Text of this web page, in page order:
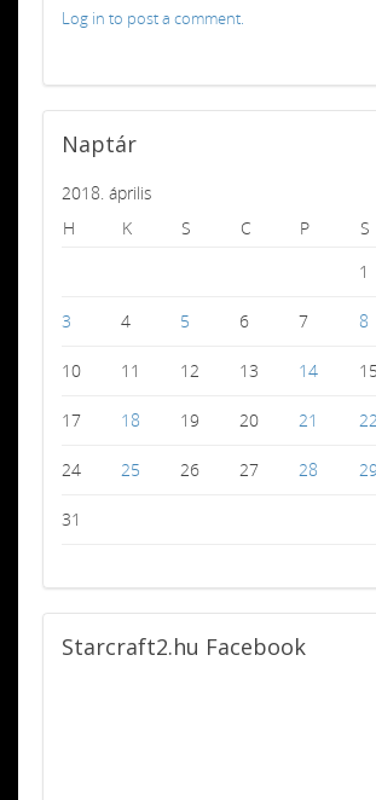
Log in to post a comment.
Naptár
2018. április
H
K S C P S
1
3 4 5 6 7 8
10 11 12 13 14 15
17 18 19 20 21 22
24 25 26 27 28 29
31
Starcraft2.hu Facebook